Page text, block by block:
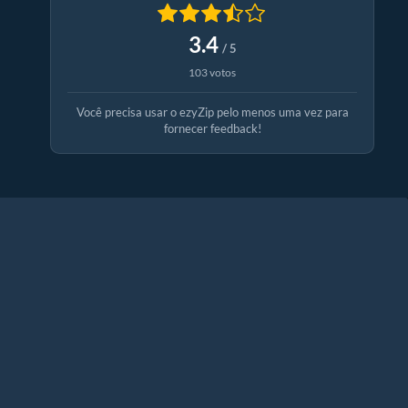
3.4 / 5
103 votos
Você precisa usar o ezyZip pelo menos uma vez para
fornecer feedback!